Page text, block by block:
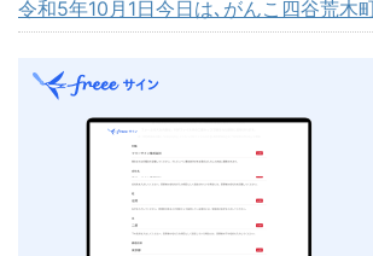
令和5年10月1日今日は､がんこ四谷荒木町